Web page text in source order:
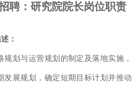
聘：研究院院长岗位职责
：
规划与运营规划的制定及落地实施，
发展规划，确定短期目标计划并推动